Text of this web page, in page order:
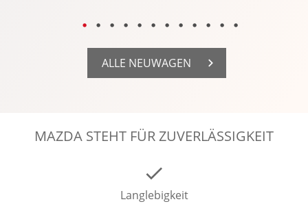
ALLE NEUWAGEN
MAZDA STEHT FÜR ZU­VER­LÄS­SIG­KEIT
Langlebigkeit